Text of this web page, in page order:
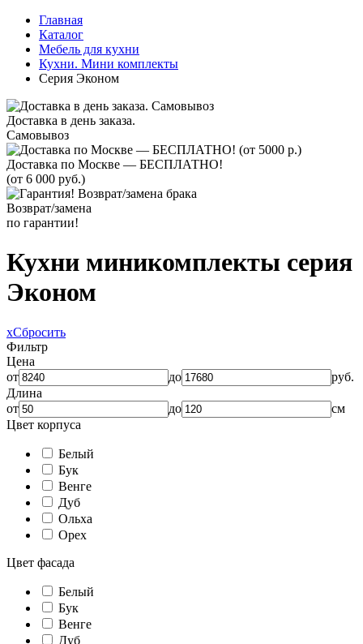
Главная
Каталог
Мебель для кухни
Кухни. Мини комплекты
Серия Эконом
Доставка в день заказа.
Самовывоз
Доставка по Москве — БЕСПЛАТНО!
(от 6 000 руб.)
Возврат/замена
по гарантии!
Кухни миникомплекты cерия
Эконом
xСбросить
Фильтр
Цена
от
до
руб.
Длина
от
до
см
Цвет корпуса
Белый
Бук
Венге
Дуб
Ольха
Орех
Цвет фасада
Белый
Бук
Венге
Дуб